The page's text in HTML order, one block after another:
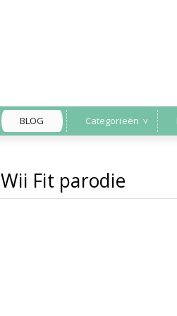
BLOG Categorieën
Back to Home
Wii Fit parodie